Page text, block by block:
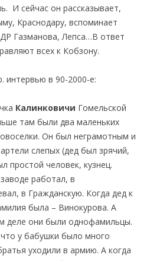
И сейчас он рассказывает,
Краснодару, вспоминает
Газманова, Лепса…В ответ
всех к Кобзону.
интервью в 90-2000-е:
Калинковичи Гомельской
там были два маленьких
Он был неграмотным и
слепых (дед был зрячий,
простой человек, кузнец.
работал, в
в Гражданскую. Когда дед к
была – Винокурова. А
деле они были однофамильцы.
у бабушки было много
уходили в армию. А когда